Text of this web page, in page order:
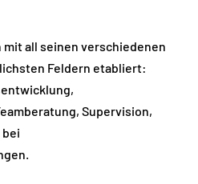
mit all seinen verschiedenen
Feldern etabliert:
Supervision,